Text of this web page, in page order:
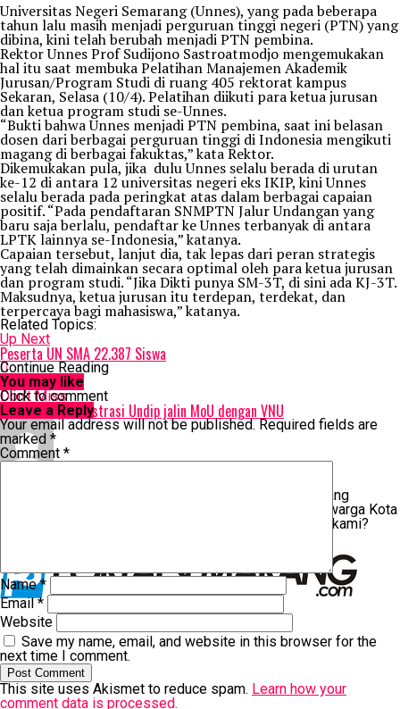
Universitas Negeri Semarang (Unnes), yang pada beberapa
tahun lalu masih menjadi perguruan tinggi negeri (PTN) yang
dibina, kini telah berubah menjadi PTN pembina.
Rektor Unnes Prof Sudijono Sastroatmodjo mengemukakan
hal itu saat membuka Pelatihan Manajemen Akademik
Jurusan/Program Studi di ruang 405 rektorat kampus
Sekaran, Selasa (10/4). Pelatihan diikuti para ketua jurusan
dan ketua program studi se-Unnes.
“Bukti bahwa Unnes menjadi PTN pembina, saat ini belasan
dosen dari berbagai perguruan tinggi di Indonesia mengikuti
magang di berbagai fakuktas,” kata Rektor.
Dikemukakan pula, jika dulu Unnes selalu berada di urutan
ke-12 di antara 12 universitas negeri eks IKIP, kini Unnes
selalu berada pada peringkat atas dalam berbagai capaian
positif. “Pada pendaftaran SNMPTN Jalur Undangan yang
baru saja berlalu, pendaftar ke Unnes terbanyak di antara
LPTK lainnya se-Indonesia,” katanya.
Capaian tersebut, lanjut dia, tak lepas dari peran strategis
yang telah dimainkan secara optimal oleh para ketua jurusan
dan program studi. “Jika Dikti punya SM-3T, di sini ada KJ-3T.
Maksudnya, ketua jurusan itu terdepan, terdekat, dan
terpercaya bagi mahasiswa,” katanya.
Related Topics:
Up Next
Peserta UN SMA 22.387 Siswa
Don't Miss
Magister Administrasi Undip jalin MoU dengan VNU
PORTALSEMARANG.COM adalah media terpercaya yang
memberikan informasi bermakna tentang gaya hidup warga Kota
Semarang dan sekitarnya. Tertarik kerja sama dengan kami?
Continue Reading
You may like
Click to comment
Leave a Reply
Your email address will not be published. Required fields are
marked *
Comment *
Name*
Email*
Website
Save my name, email, and website in this browser for the
next time I comment.
This site uses Akismet to reduce spam. Learn how your
comment data is processed.